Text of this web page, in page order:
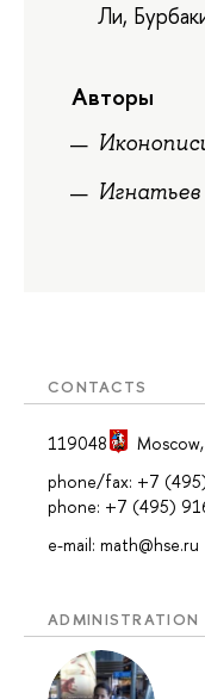
CONTACTS
119048 Moscow,
phone/fax: +7
phone: +7 (495)
e-mail: math@hse.ru
ADMINISTRATION
Ли,
Авторы